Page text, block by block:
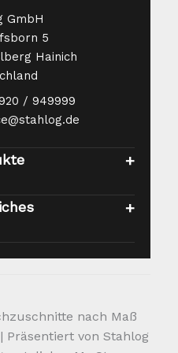
GmbH
5
Hainich
/ 949999
nach Maß
Präsentiert von Stahlog